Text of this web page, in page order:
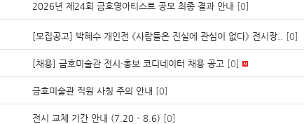
2026년 제24회 금호영아티스트 공모 최종 결과 안내 [0]
[모집공고] 박혜수 개인전 《사람들은 진실에 관심이 없다》 전시장.. [0]
[채용] 금호미술관 전시·홍보 코디네이터 채용 공고 [0]
금호미술관 직원 사칭 주의 안내 [0]
전시 교체 기간 안내 (7.20 - 8.6) [0]